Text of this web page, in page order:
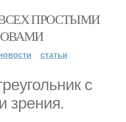
ПРОСТЫМИ
статьи
с
зрения.